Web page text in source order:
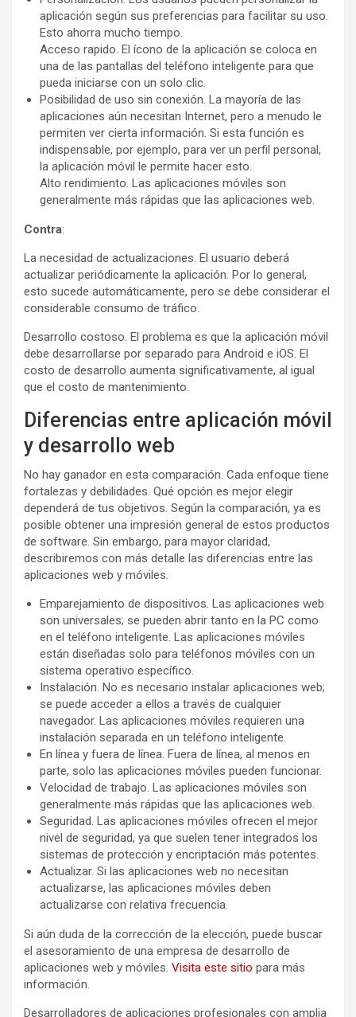
aplicación según sus preferencias para facilitar su uso.
Esto ahorra mucho tiempo.
Acceso rapido. El ícono de la aplicación se coloca en
una de las pantallas del teléfono inteligente para que
pueda iniciarse con un solo clic.
Posibilidad de uso sin conexión. La mayoría de las
aplicaciones aún necesitan Internet, pero a menudo le
permiten ver cierta información. Si esta función es
indispensable, por ejemplo, para ver un perfil personal,
la aplicación móvil le permite hacer esto.
Alto rendimiento. Las aplicaciones móviles son
generalmente más rápidas que las aplicaciones web.
Contra:
La necesidad de actualizaciones. El usuario deberá
actualizar periódicamente la aplicación. Por lo general,
esto sucede automáticamente, pero se debe considerar el
considerable consumo de tráfico.
Desarrollo costoso. El problema es que la aplicación móvil
debe desarrollarse por separado para Android e iOS. El
costo de desarrollo aumenta significativamente, al igual
que el costo de mantenimiento.
Diferencias entre aplicación móvil
y desarrollo web
No hay ganador en esta comparación. Cada enfoque tiene
fortalezas y debilidades. Qué opción es mejor elegir
dependerá de tus objetivos. Según la comparación, ya es
posible obtener una impresión general de estos productos
de software. Sin embargo, para mayor claridad,
describiremos con más detalle las diferencias entre las
aplicaciones web y móviles.
Emparejamiento de dispositivos. Las aplicaciones web
son universales; se pueden abrir tanto en la PC como
en el teléfono inteligente. Las aplicaciones móviles
están diseñadas solo para teléfonos móviles con un
sistema operativo específico.
Instalación. No es necesario instalar aplicaciones web;
se puede acceder a ellos a través de cualquier
navegador. Las aplicaciones móviles requieren una
instalación separada en un teléfono inteligente.
En línea y fuera de línea. Fuera de línea, al menos en
parte, solo las aplicaciones móviles pueden funcionar.
Velocidad de trabajo. Las aplicaciones móviles son
generalmente más rápidas que las aplicaciones web.
Seguridad. Las aplicaciones móviles ofrecen el mejor
nivel de seguridad, ya que suelen tener integrados los
sistemas de protección y encriptación más potentes.
Actualizar. Si las aplicaciones web no necesitan
actualizarse, las aplicaciones móviles deben
actualizarse con relativa frecuencia.
Si aún duda de la corrección de la elección, puede buscar
el asesoramiento de una empresa de desarrollo de
aplicaciones web y móviles. Visita este sitio para más
información.
Desarrolladores de aplicaciones profesionales con amplia